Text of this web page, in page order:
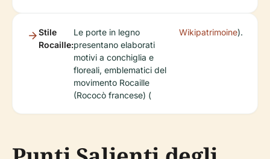
Stile
Rocaille:
Le porte in legno
presentano elaborati
motivi a conchiglia e
floreali, emblematici del
movimento Rocaille
(Rococò francese) (
Wikipatrimoine).